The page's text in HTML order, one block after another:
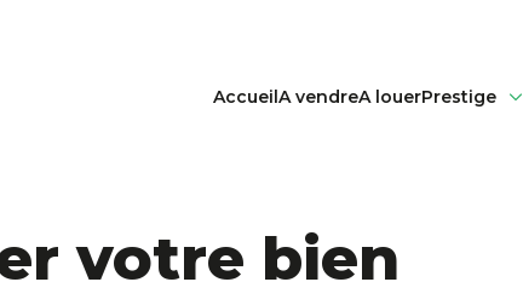
AccueilA vendreA louerPrestige
votre bien